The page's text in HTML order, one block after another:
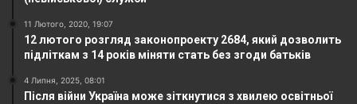
11 Лютого, 2020, 19:07
12 лютого розгляд законопроекту 2684, який дозволить
підліткам з 14 років міняти стать без згоди батьків
4 Липня, 2025, 08:01
Після війни Україна може зіткнутися з хвилею освітньої